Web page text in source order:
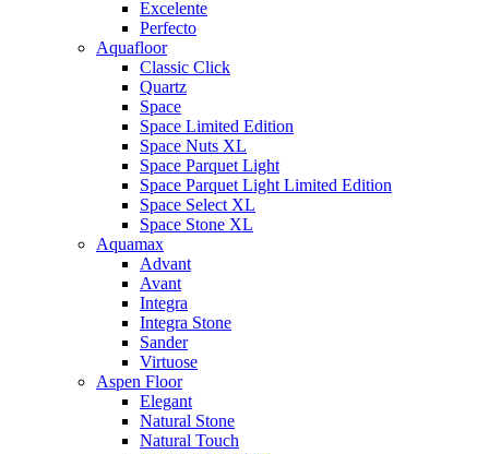
Excelente
Perfecto
Aquafloor
Classic Click
Quartz
Space
Space Limited Edition
Space Nuts XL
Space Parquet Light
Space Parquet Light Limited Edition
Space Select XL
Space Stone XL
Aquamax
Advant
Avant
Integra
Integra Stone
Sander
Virtuose
Aspen Floor
Elegant
Natural Stone
Natural Touch